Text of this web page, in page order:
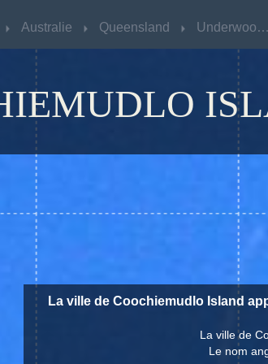
Australie Queensland Underwood South
La ville de Coochiemudlo Island
La ville de
Le nom
Australie Queensland Underwood South